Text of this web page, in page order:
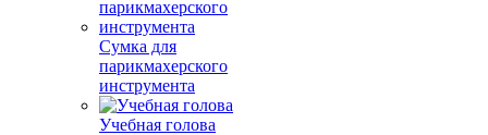
Сумка для
парикмахерского
инструмента
Учебная голова